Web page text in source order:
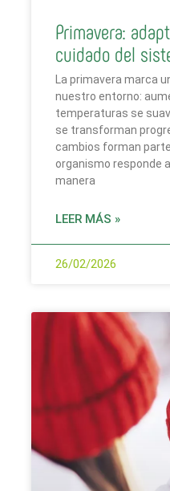
Primavera:
cuidado del
La primavera marca
nuestro entorno:
temperaturas se
se transforman
cambios forman
organismo responde
manera
LEER MÁS »
26/02/2026